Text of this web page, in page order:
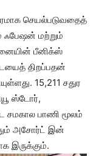
செயல்படுவதைத்
ஃபேஷன் மற்றும்
பீனிக்ஸ்
திறப்பதன்
15,211 சதுர
ஸ்டோர்,
பாணி மூலம்
அசோர்ட் இன்
இருக்கும்.